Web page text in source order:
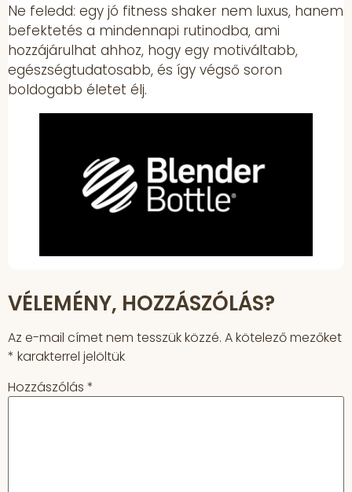
Ne feledd: egy jó fitness shaker nem luxus, hanem
befektetés a mindennapi rutinodba, ami
hozzájárulhat ahhoz, hogy egy motiváltabb,
egészségtudatosabb, és így végső soron
boldogabb életet élj.
VÉLEMÉNY, HOZZÁSZÓLÁS?
Az e-mail címet nem tesszük közzé. A kötelező mezőket
* karakterrel jelöltük
Hozzászólás *